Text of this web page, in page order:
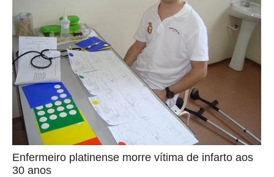
Enfermeiro platinense morre vítima de infarto aos
30 anos